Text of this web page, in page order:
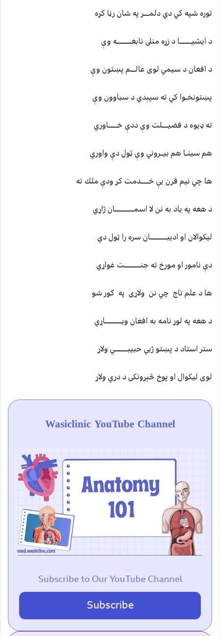
توره شپه كي دي دلمـــــر په شان رڼا كړه
د ايشيــــــــــــا د زړه منلى نابغـــــــــــــــه وې
د افغان د سيمي لوى عالـــــم پښتون وې
پښتونخــوا كي ته سپېدي د سباوون وې
ته ډيوه د فضيــــــلت وې ددې خـــــــــاوري
هم سينــا هم بيـــروني وې ټول دې واوري
ها چي نيم قرن يې خــــــــدمت كړ ودې ملك ته
د هغه په ياد به نن لا اسمـــــــــــــــــــان ژاړي
ليكوالان او اديبـــــــــــــــــان سره را ټول دي
دې نامور او مورخ ته جنــــــــــــــــت غواړي
ها د علم تاج چي نن ولاړى په ګور شو
د هغه په لوړ نامه به افغان ويـــــــــــــــــاړي
ستر استاد د پښتو ژبي حبيبـــــــــــــي ولاړ
لوى ليكوال او پوخ څېړونكى د دري ولاړ
Wasiclinic YouTube Channel
Subscribe to Our YouTube Channel
Subscribe